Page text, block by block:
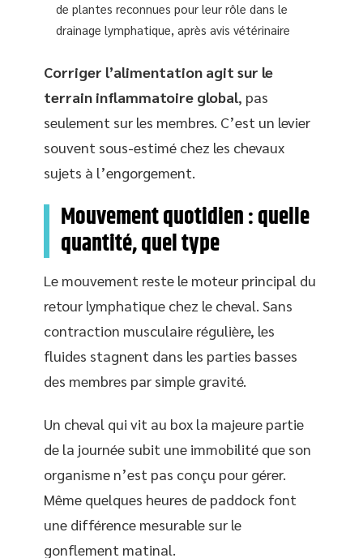
de plantes reconnues pour leur rôle dans le
drainage lymphatique, après avis vétérinaire
Corriger l’alimentation agit sur le
terrain inflammatoire global, pas
seulement sur les membres. C’est un levier
souvent sous-estimé chez les chevaux
sujets à l’engorgement.
Mouvement quotidien : quelle
quantité, quel type
Le mouvement reste le moteur principal du
retour lymphatique chez le cheval. Sans
contraction musculaire régulière, les
fluides stagnent dans les parties basses
des membres par simple gravité.
Un cheval qui vit au box la majeure partie
de la journée subit une immobilité que son
organisme n’est pas conçu pour gérer.
Même quelques heures de paddock font
une différence mesurable sur le
gonflement matinal.